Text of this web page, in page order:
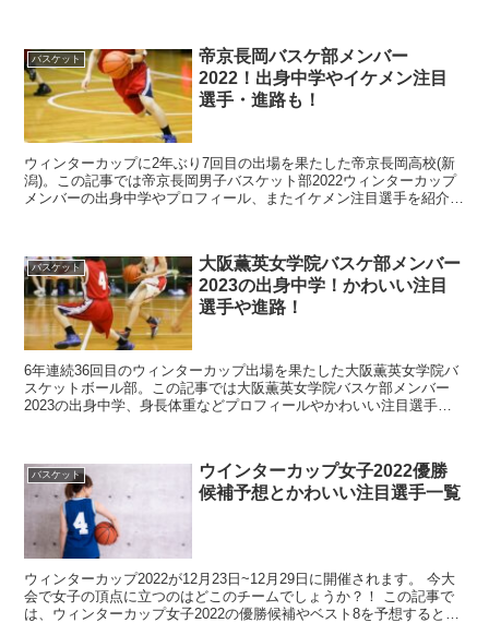
バスケット
帝京長岡バスケ部メンバー
2022！出身中学やイケメン注目
選手・進路も！
ウィンターカップに2年ぶり7回目の出場を果たした帝京長岡高校(新
潟)。この記事では帝京長岡男子バスケット部2022ウィンターカップ
メンバーの出身中学やプロフィール、またイケメン注目選手を紹介し
バスケット
大阪薫英女学院バスケ部メンバー
2023の出身中学！かわいい注目
選手や進路！
6年連続36回目のウィンターカップ出場を果たした大阪薫英女学院バ
スケットボール部。この記事では大阪薫英女学院バスケ部メンバー
2023の出身中学、身長体重などプロフィールやかわいい注目選手、
バスケット
ウインターカップ女子2022優勝
候補予想とかわいい注目選手一覧
ウィンターカップ2022が12月23日~12月29日に開催されます。 今大
会で女子の頂点に立つのはどこのチームでしょうか？！ この記事で
は、ウィンターカップ女子2022の優勝候補やベスト8を予想すると共